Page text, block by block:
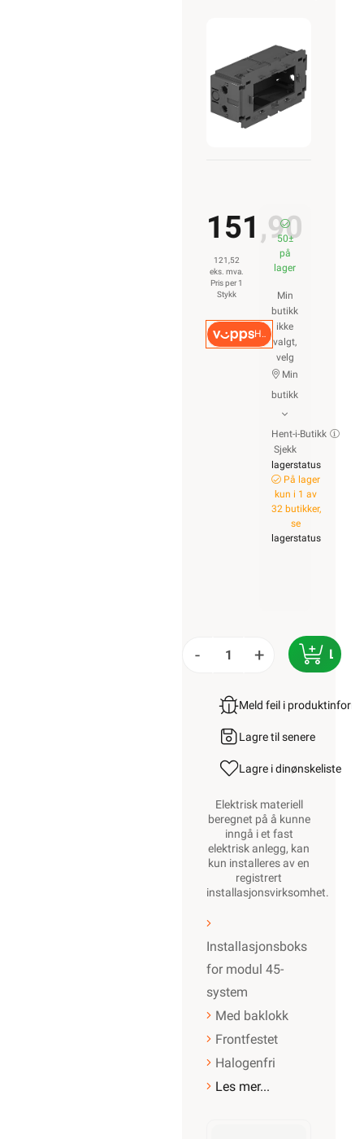
med
baklokk
modul 45
OBO
151,90
121,52
eks. mva.
Pris per 1
Stykk
Hurtigkasse
50±
på
lager
Min
butikk
ikke
valgt,
velg
Min
butikk
Hent-i-Butikk
Sjekk
lagerstatus
På lager
kun i 1 av
32 butikker,
se
lagerstatus
- +
Meld feil i
Lagre til senere
Lagre i dinønskeliste
Elektrisk materiell
beregnet på å kunne
inngå i et fast
elektrisk anlegg, kan
kun installeres av en
registrert
installasjonsvirksomhet.
Installasjonsboks
for modul 45-
system
Med baklokk
Frontfestet
Halogenfri
Les mer...